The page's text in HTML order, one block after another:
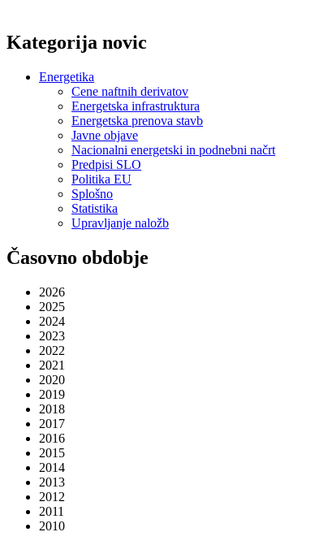
Kategorija novic
Energetika
Cene naftnih derivatov
Energetska infrastruktura
Energetska prenova stavb
Javne objave
Nacionalni energetski in podnebni načrt
Predpisi SLO
Politika EU
Splošno
Statistika
Upravljanje naložb
Časovno obdobje
2026
2025
2024
2023
2022
2021
2020
2019
2018
2017
2016
2015
2014
2013
2012
2011
2010